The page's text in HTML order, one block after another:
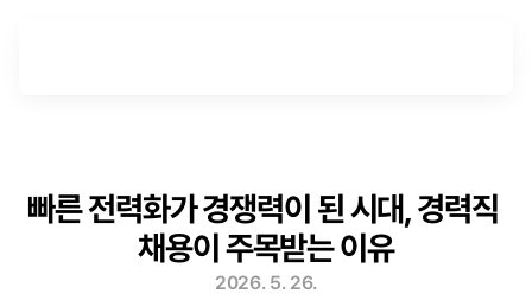
빠른 전력화가 경쟁력이 된 시대, 경력직
채용이 주목받는 이유
2026. 5. 26.